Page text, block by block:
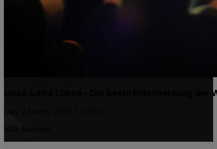
Liese-Lotte Lübke - Die beste Entscheidung der